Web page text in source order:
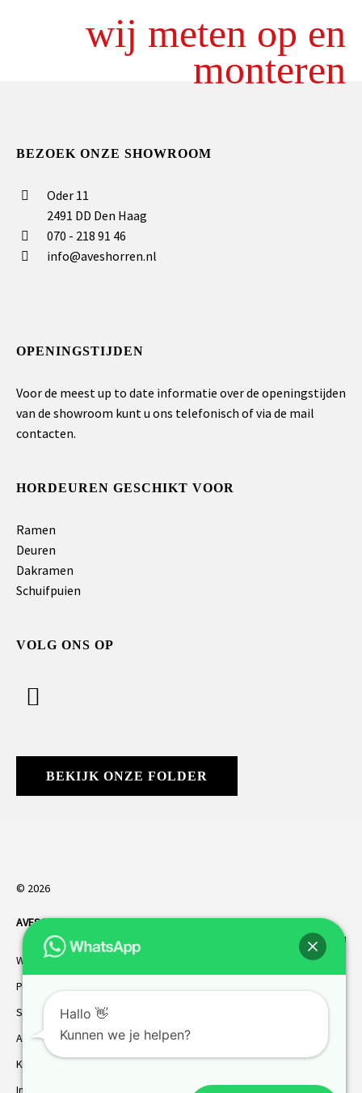
wij meten op en
monteren
BEZOEK ONZE SHOWROOM
Oder 11
2491 DD Den Haag
070 - 218 91 46
info@aveshorren.nl
OPENINGSTIJDEN
Voor de meest up to date informatie over de openingstijden
van de showroom kunt u ons telefonisch of via de mail
contacten.
HORDEUREN GESCHIKT VOOR
Ramen
Deuren
Dakramen
Schuifpuien
VOLG ONS OP
BEKIJK ONZE FOLDER
© 2026
AVES HORREN. Alle rechten voorbehouden.
Webdesign Vanoo Media
Privacybeleid
Sitemap
AVES garantie
Klantenservice
Inmeten
Hallo 👋
Kunnen we je helpen?